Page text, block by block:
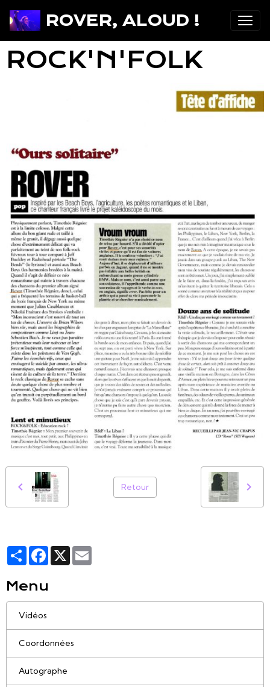
ROVER, ALOUD !
ROCK'N'FOLK
Retour
PartagerFacebook
X
Menu
Vidéos
Coordonnées
Autographe